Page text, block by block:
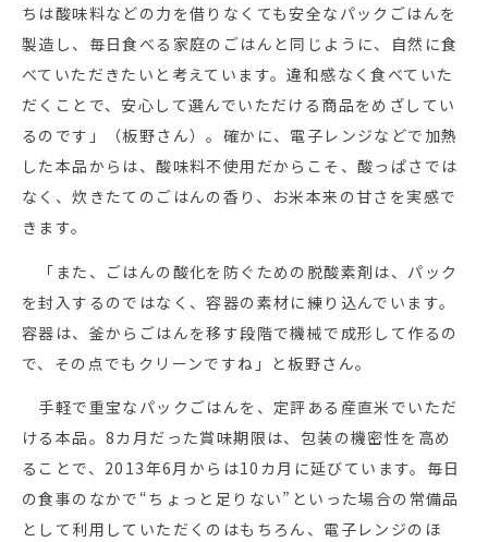
ちは酸味料などの力を借りなくても安全なパックごはんを
製造し、毎日食べる家庭のごはんと同じように、自然に食
べていただきたいと考えています。違和感なく食べていた
だくことで、安心して選んでいただける商品をめざしてい
るのです」（板野さん）。確かに、電子レンジなどで加熱
した本品からは、酸味料不使用だからこそ、酸っぱさでは
なく、炊きたてのごはんの香り、お米本来の甘さを実感で
きます。
「また、ごはんの酸化を防ぐための脱酸素剤は、パック
を封入するのではなく、容器の素材に練り込んでいます。
容器は、釜からごはんを移す段階で機械で成形して作るの
で、その点でもクリーンですね」と板野さん。
手軽で重宝なパックごはんを、定評ある産直米でいただ
ける本品。8カ月だった賞味期限は、包装の機密性を高め
ることで、2013年6月からは10カ月に延びています。毎日
の食事のなかで“ちょっと足りない”といった場合の常備品
として利用していただくのはもちろん、電子レンジのほ